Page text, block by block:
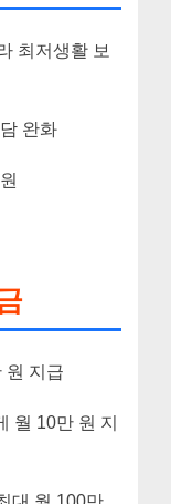
최저생활 보
완화
원 지급
월 10만 원 지